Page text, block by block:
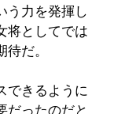
う力を発揮し
将としてでは
だ。
できるように
だったのだと